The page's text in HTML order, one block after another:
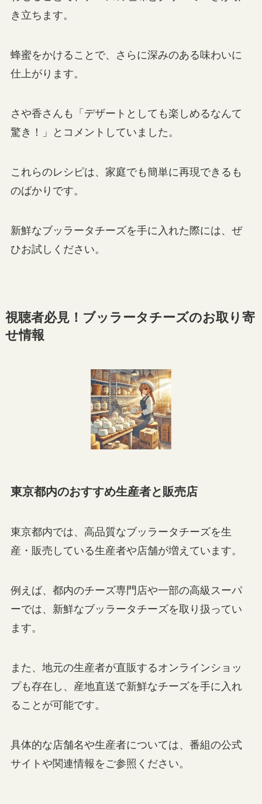
き立ちます。
蜂蜜をかけることで、さらに深みのある味わいに
仕上がります。
さや香さんも「デザートとしても楽しめるなんて
驚き！」とコメントしていました。
これらのレシピは、家庭でも簡単に再現できるも
のばかりです。
新鮮なブッラータチーズを手に入れた際には、ぜ
ひお試しください。
視聴者必見！ブッラータチーズのお取り寄
せ情報
東京都内のおすすめ生産者と販売店
東京都内では、高品質なブッラータチーズを生
産・販売している生産者や店舗が増えています。
例えば、都内のチーズ専門店や一部の高級スーパ
ーでは、新鮮なブッラータチーズを取り扱ってい
ます。
また、地元の生産者が直販するオンラインショッ
プも存在し、産地直送で新鮮なチーズを手に入れ
ることが可能です。
具体的な店舗名や生産者については、番組の公式
サイトや関連情報をご参照ください。